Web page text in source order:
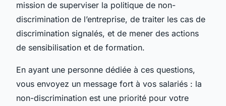
mission de superviser la politique de non-
discrimination de l’entreprise, de traiter les cas de
discrimination signalés, et de mener des actions
de sensibilisation et de formation.
En ayant une personne dédiée à ces questions,
vous envoyez un message fort à vos salariés : la
non-discrimination est une priorité pour votre